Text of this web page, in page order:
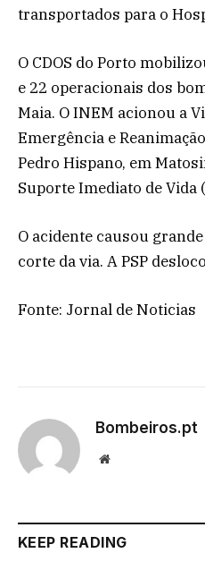
transportados para o
O CDOS do Porto
e 22 operacionais dos
Maia. O INEM acionou a
Emergência e
Pedro Hispano, em
Suporte Imediato de Vida
O acidente causou
corte da via. A PSP
Fonte: Jornal de Noticias
Bombeiros.pt
Website
KEEP READING